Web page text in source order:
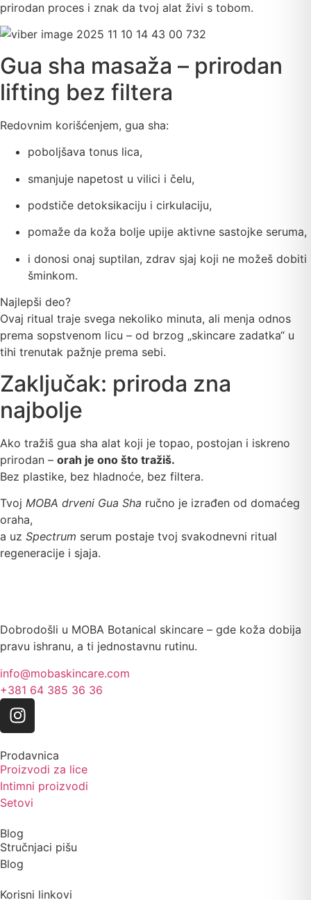
prirodan proces i znak da tvoj alat živi s tobom.
Gua sha masaža – prirodan
lifting bez filtera
Redovnim korišćenjem, gua sha:
poboljšava tonus lica,
smanjuje napetost u vilici i čelu,
podstiče detoksikaciju i cirkulaciju,
pomaže da koža bolje upije aktivne sastojke seruma,
i donosi onaj suptilan, zdrav sjaj koji ne možeš dobiti
šminkom.
Najlepši deo?
Ovaj ritual traje svega nekoliko minuta, ali menja odnos
prema sopstvenom licu – od brzog „skincare zadatka“ u
tihi trenutak pažnje prema sebi.
Zaključak: priroda zna
najbolje
Ako tražiš gua sha alat koji je topao, postojan i iskreno
prirodan – orah je ono što tražiš.
Bez plastike, bez hladnoće, bez filtera.
Tvoj MOBA drveni Gua Sha ručno je izrađen od domaćeg
oraha,
a uz Spectrum serum postaje tvoj svakodnevni ritual
regeneracije i sjaja.
Dobrodošli u MOBA Botanical skincare – gde koža dobija
pravu ishranu, a ti jednostavnu rutinu.
info@mobaskincare.com
+381 64 385 36 36
Prodavnica
Proizvodi za lice
Intimni proizvodi
Setovi
Blog
Stručnjaci pišu
Blog
Korisni linkovi